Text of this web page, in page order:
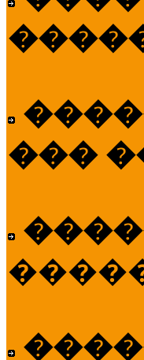
���